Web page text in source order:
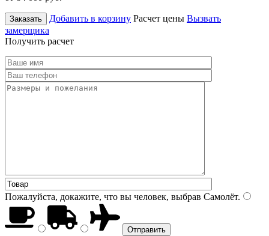
Заказать Добавить в корзину Расчет цены Вызвать
замерщика
Получить расчет
Пожалуйста, докажите, что вы человек, выбрав Самолёт.